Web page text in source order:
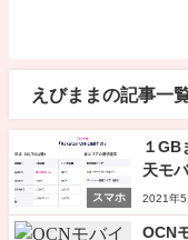
えびままの記事一
スマホ
１GB
天モ
2021年5
OCN